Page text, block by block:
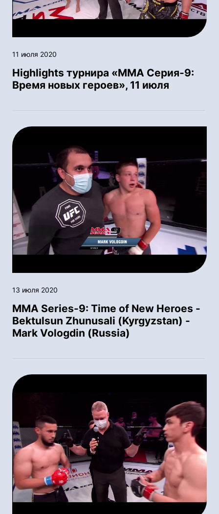
11 июля 2020
Highlights турнира «ММА Серия-9:
Время новых героев», 11 июля
13 июля 2020
MMA Series-9: Time of New Heroes -
Bektulsun Zhunusali (Kyrgyzstan) -
Mark Vologdin (Russia)